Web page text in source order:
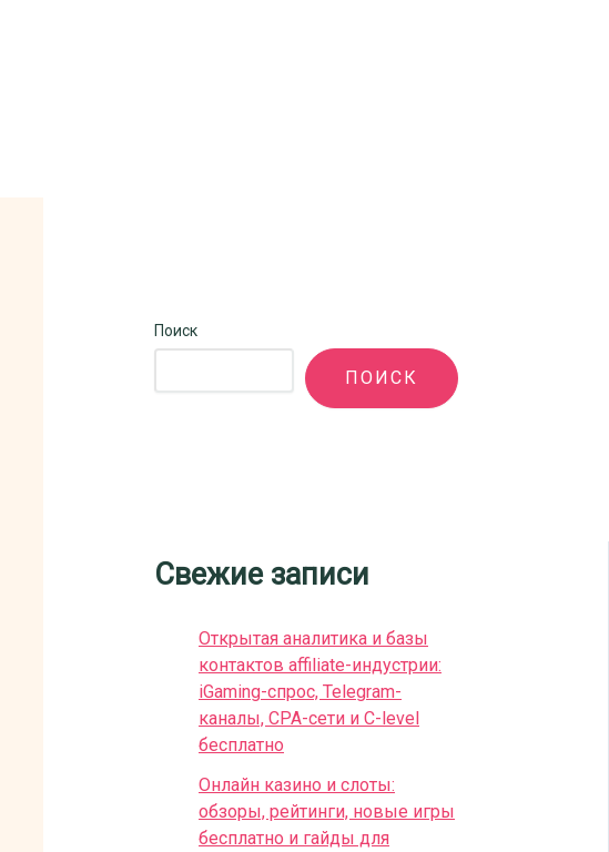
Поиск
ПОИСК
Свежие записи
Открытая аналитика и базы
контактов affiliate-индустрии:
iGaming-спрос, Telegram-
каналы, CPA-сети и C-level
бесплатно
Онлайн казино и слоты:
обзоры, рейтинги, новые игры
бесплатно и гайды для